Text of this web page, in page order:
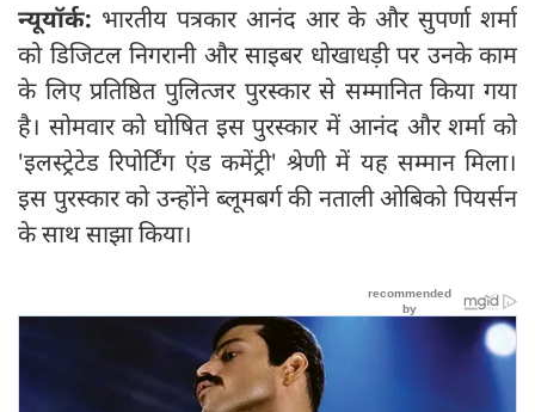
न्यूयॉर्क: भारतीय पत्रकार आनंद आर के और सुपर्णा शर्मा
को डिजिटल निगरानी और साइबर धोखाधड़ी पर उनके काम
के लिए प्रतिष्ठित पुलित्जर पुरस्कार से सम्मानित किया गया
है। सोमवार को घोषित इस पुरस्कार में आनंद और शर्मा को
'इलस्ट्रेटेड रिपोर्टिंग एंड कमेंट्री' श्रेणी में यह सम्मान मिला।
इस पुरस्कार को उन्होंने ब्लूमबर्ग की नताली ओबिको पियर्सन
के साथ साझा किया।